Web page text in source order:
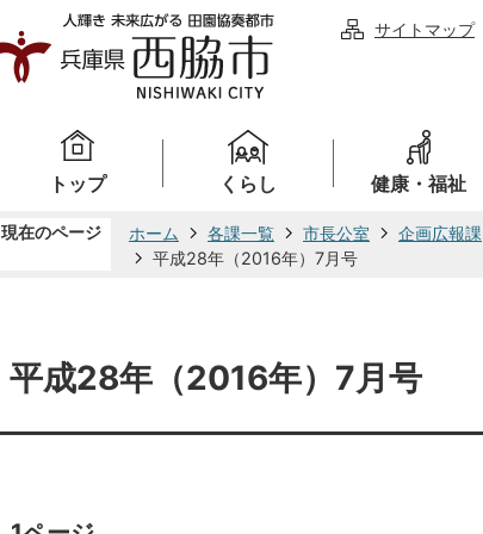
サイトマップ
トップ くらし 健康・福祉
現在のページ ホーム 各課一覧 市長公室 企画広報課
平成28年（2016年）7月号
平成28年（2016年）7月号